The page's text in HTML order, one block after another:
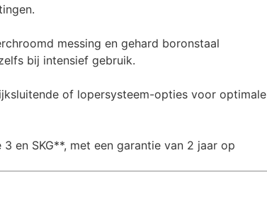
messing en gehard boronstaal
bij intensief gebruik.
of lopersysteem-opties voor optimale
en SKG**, met een garantie van 2 jaar op